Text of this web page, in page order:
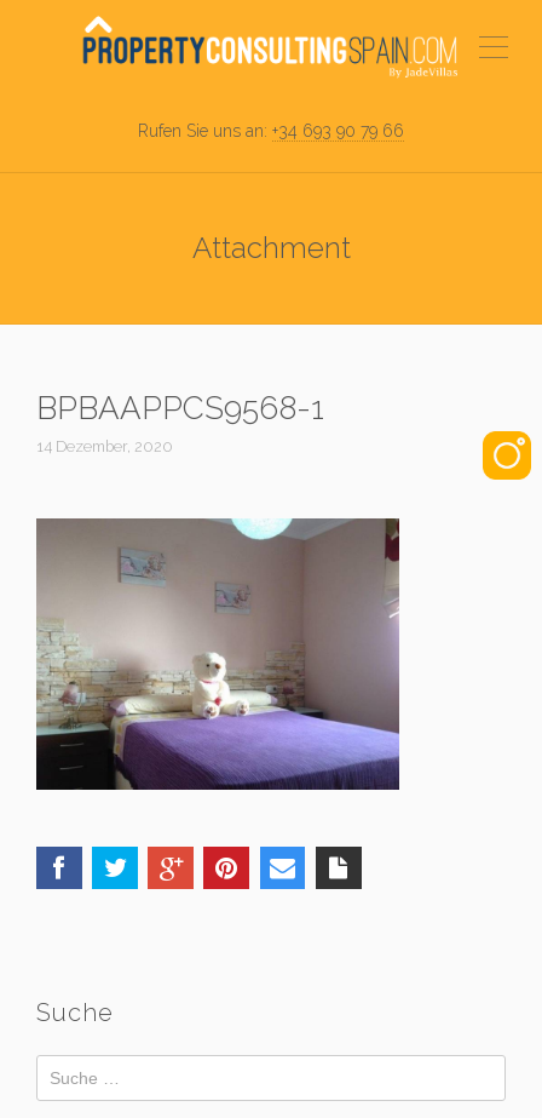
Rufen Sie uns an: +34 693 90 79 66
Attachment
BPBAAPPCS9568-1
14 Dezember, 2020
Suche